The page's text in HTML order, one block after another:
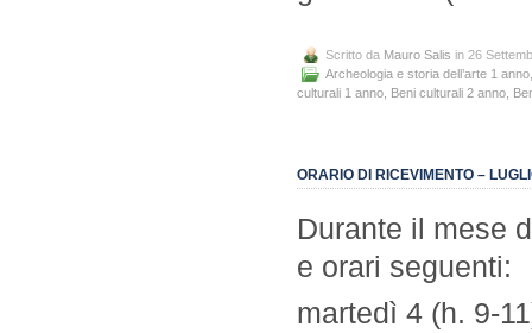
Scritto da Mauro Salis in 26
Archeologia e storia dell’arte 1 anno
culturali 1 anno Beni culturali 2 anno
ORARIO DI RICEVIMENTO –
Durante il mese
e orari seguenti:
martedì 4 (h. 9-